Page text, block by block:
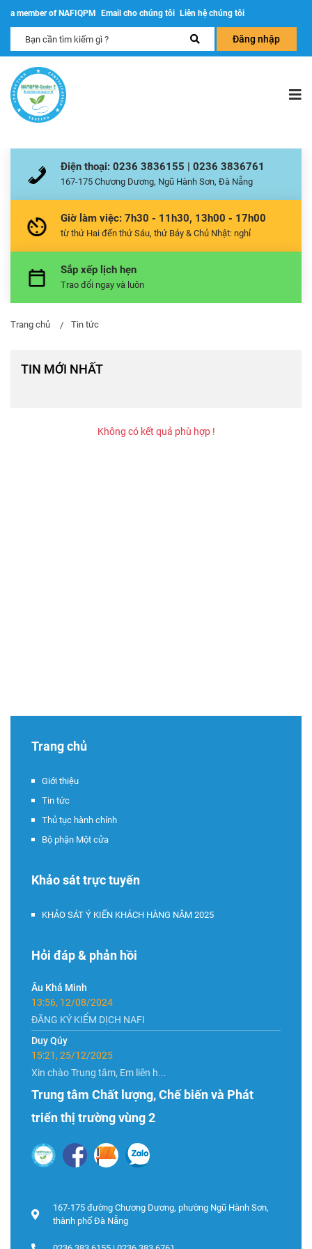
a member of NAFIQPM Email cho chúng tôi Liên hệ chúng tôi
Đăng nhập
Điện thoại: 0236 3836155 | 0236 3836761
167-175 Chương Dương, Ngũ Hành Sơn, Đà Nẵng
Giờ làm việc: 7h30 - 11h30, 13h00 - 17h00
từ thứ Hai đến thứ Sáu, thứ Bảy & Chủ Nhật: nghỉ
Sắp xếp lịch hẹn
Trao đổi ngay và luôn
Trang chủ Tin tức
TIN MỚI NHẤT
Không có kết quả phù hợp !
Trang chủ
Giới thiệu
Tin tức
Thủ tục hành chính
Bộ phận Một cửa
Khảo sát trực tuyến
KHẢO SÁT Ý KIẾN KHÁCH HÀNG NĂM 2025
Hỏi đáp & phản hồi
Âu Khả Minh
13:56, 12/08/2024
ĐĂNG KÝ KIỂM DỊCH NAFI
Duy Qúy
15:21, 25/12/2025
Xin chào Trung tâm, Em liên h...
Trung tâm Chất lượng, Chế biến và Phát
triển thị trường vùng 2
167-175 đường Chương Dương, phường Ngũ Hành Sơn,
thành phố Đà Nẵng